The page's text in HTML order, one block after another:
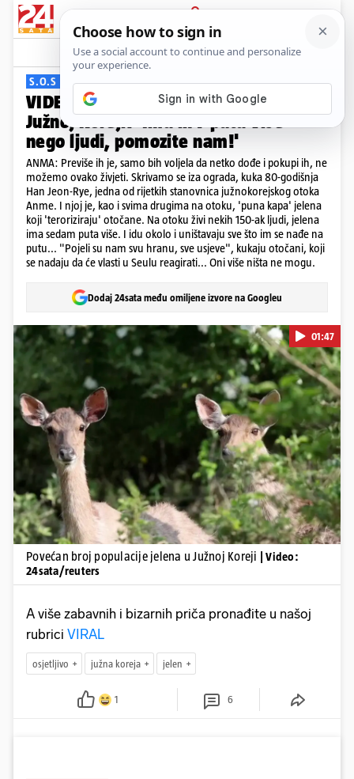
PRIJAVA
Viral Komentari
S.O.S S ANME
VIDEO Invazija jelena na otok u
Južnoj Koreji: 'Ima ih 7 puta više
nego ljudi, pomozite nam!'
ANMA: Previše ih je, samo bih voljela da netko dođe i pokupi ih, ne
možemo ovako živjeti. Skrivamo se iza ograda, kuka 80-godišnja
Han Jeon-Rye, jedna od rijetkih stanovnica južnokorejskog otoka
Anme. I njoj je, kao i svima drugima na otoku, 'puna kapa' jelena
koji 'teroriziraju' otočane. Na otoku živi nekih 150-ak ljudi, jelena
ima sedam puta više. I idu okolo i uništavaju sve što im se nađe na
putu... "Pojeli su nam svu hranu, sve usjeve", kukaju otočani, koji
se nadaju da će vlasti u Seulu reagirati... Oni više ništa ne mogu.
Dodaj 24sata među omiljene izvore na Googleu
Pokretanje videa...
01:47
Povećan broj populacije jelena u Južnoj Koreji
| Video:
24sata/reuters
A više zabavnih i bizarnih priča pronađite u našoj
rubrici VIRAL
osjetljivo južna koreja jelen
1 6